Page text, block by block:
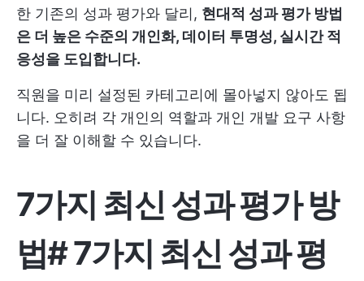
한 기존의 성과 평가와 달리, 현대적 성과 평가 방법
은 더 높은 수준의 개인화, 데이터 투명성, 실시간 적
응성을 도입합니다.
직원을 미리 설정된 카테고리에 몰아넣지 않아도 됩
니다. 오히려 각 개인의 역할과 개인 개발 요구 사항
을 더 잘 이해할 수 있습니다.
7가지 최신 성과 평가 방
법#7가지 최신 성과 평